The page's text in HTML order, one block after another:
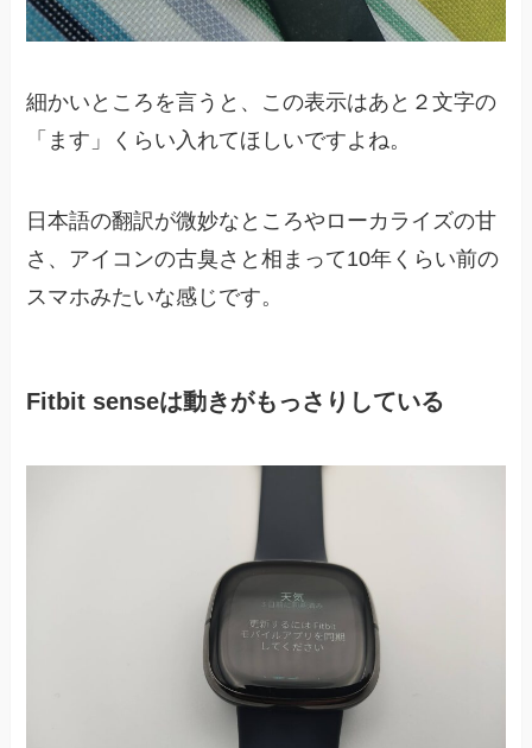
細かいところを言うと、この表示はあと２文字の
「ます」くらい入れてほしいですよね。
日本語の翻訳が微妙なところやローカライズの甘
さ、アイコンの古臭さと相まって10年くらい前の
スマホみたいな感じです。
Fitbit senseは動きがもっさりしている